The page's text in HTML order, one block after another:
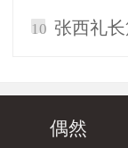
10
偶然